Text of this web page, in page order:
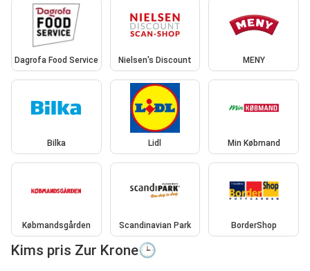
Dagrofa Food Service Nielsen's Discount MENY
Bilka Lidl Min Købmand
Købmandsgården Scandinavian Park BorderShop
Kims pris Zur Krone🕒